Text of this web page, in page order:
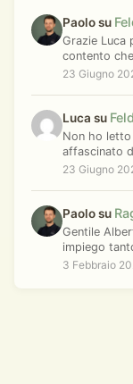
Paolo su
Grazie Luca
contento
23 Giugno
Luca su
Non ho
affascinato
23 Giugno
Paolo su
Gentile
impiego
3 Febbraio